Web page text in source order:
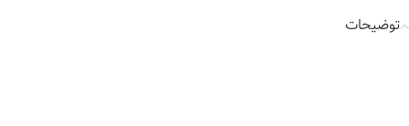
توضیحات